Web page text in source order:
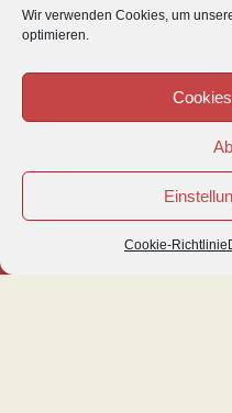
Wir verwenden Cookies, um
optimieren.
Cookie-Richtlinie
– 12 und 15 – 18 Uhr.
Im Übrigen ist der